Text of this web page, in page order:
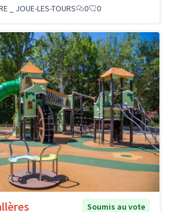
_ JOUE-LES-TOURS
0 0
Soumis au vote